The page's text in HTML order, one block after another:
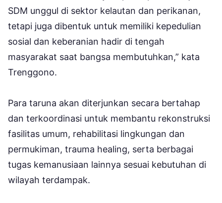
SDM unggul di sektor kelautan dan perikanan,
tetapi juga dibentuk untuk memiliki kepedulian
sosial dan keberanian hadir di tengah
masyarakat saat bangsa membutuhkan,” kata
Trenggono.
Para taruna akan diterjunkan secara bertahap
dan terkoordinasi untuk membantu rekonstruksi
fasilitas umum, rehabilitasi lingkungan dan
permukiman, trauma healing, serta berbagai
tugas kemanusiaan lainnya sesuai kebutuhan di
wilayah terdampak.